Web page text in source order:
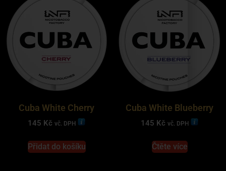
Cuba White Cherry
145 Kč vč. DPH
Přidat do košíku
Cuba White Blueberry
145 Kč vč. DPH
Čtěte více